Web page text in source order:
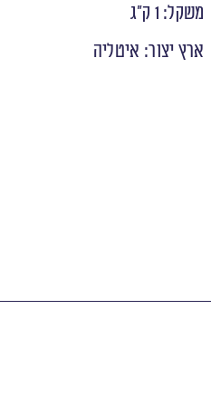
משקל: 1 ק״ג
ארץ יצור: איטליה